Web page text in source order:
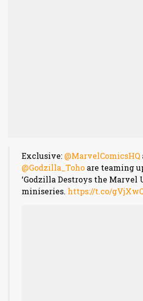
Exclusive: @MarvelComicsHQ
@Godzilla_Toho are teaming
‘Godzilla Destroys the Marvel
miniseries. https://t.co/